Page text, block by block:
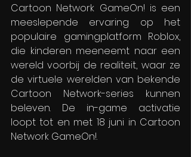
Cartoon Network GameOn! is een
meeslepende ervaring op het
populaire gamingplatform Roblox,
die kinderen meeneemt naar een
wereld voorbij de realiteit, waar ze
de virtuele werelden van bekende
Cartoon Network-series kunnen
beleven. De in-game activatie
loopt tot en met 18 juni in Cartoon
Network GameOn!.